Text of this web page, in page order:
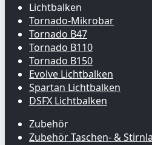
Lichtbalken
Tornado-Mikrobar
Tornado B47
Tornado B110
Tornado B150
Evolve Lichtbalken
Spartan Lichtbalken
DSFX Lichtbalken
Zubehör
Zubehör Taschen- &